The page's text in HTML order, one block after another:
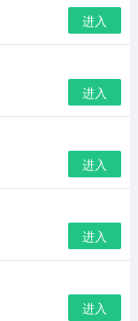
赛车飞行进入
进入
进入
进入
进入